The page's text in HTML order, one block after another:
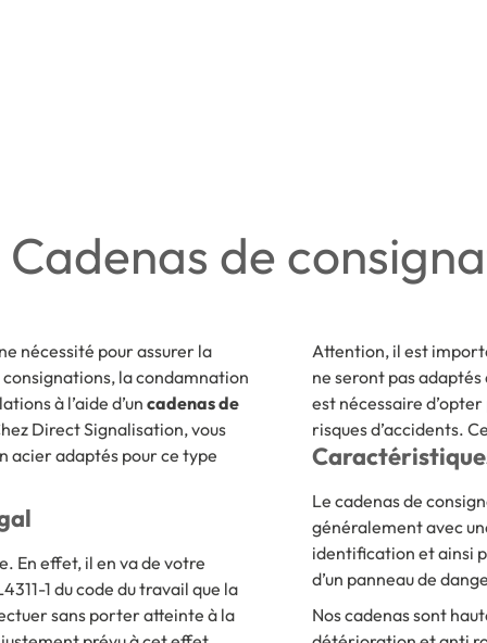
Cadenas de
nécessité pour assurer la
la condamnation
à l’aide d’un cadenas de
Direct Signalisation, vous
acier adaptés pour ce type
En effet, il en va de votre
1 du code du travail que la
sans porter atteinte à la
Attention, il est
ne seront pas
est nécessaire d’opter
risques d’accidents.
Le cadenas de
généralement avec
identification et ainsi
d’un panneau de
Nos cadenas sont